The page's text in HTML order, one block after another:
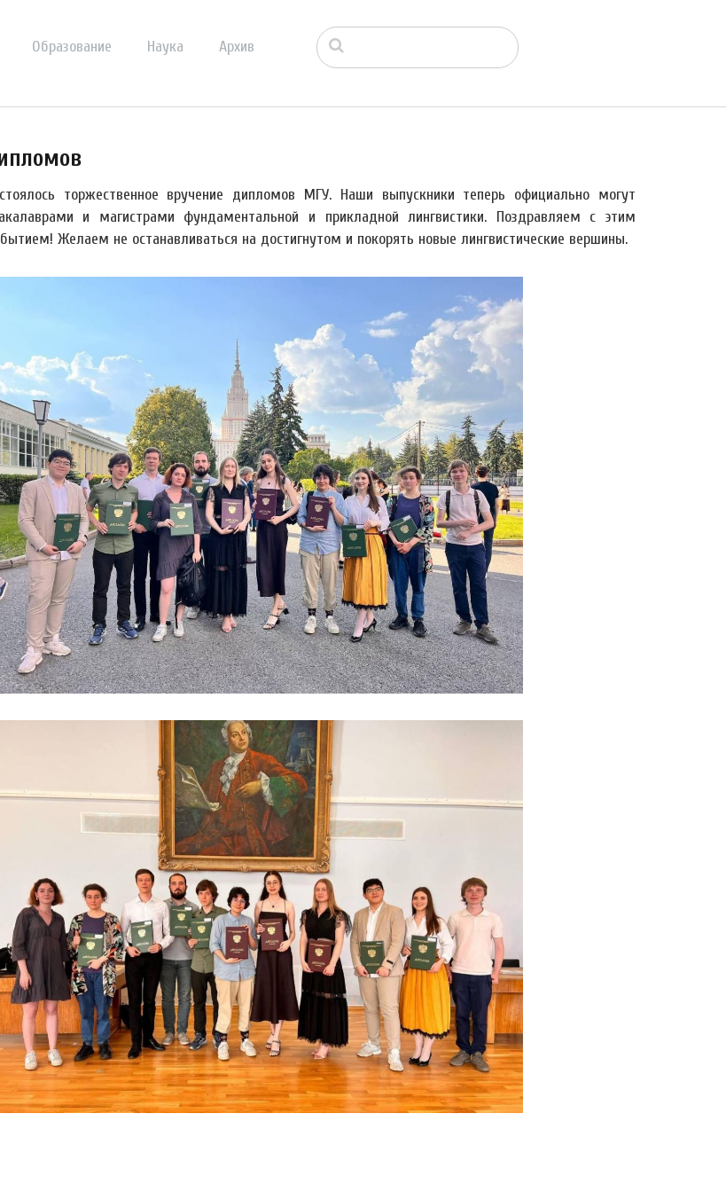
Образование Наука Архив
торжественное вручение дипломов МГУ. Наши выпускники теперь официально могут
и магистрами фундаментальной и прикладной лингвистики. Поздравляем с этим
Желаем не останавливаться на достигнутом и покорять новые лингвистические вершины.